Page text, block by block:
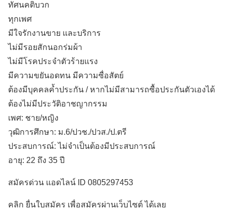
ทัศนคติบวก
ทุกเพศ
มีใจรักงานขาย และบริการ
ไม่มีรอยสักนอกร่มผ้า
ไม่มีโรคประจำตัวร้ายแรง
มีความขยันอดทน มีความซื่อสัตย์
ต้องมีบุคคลค้ำประกัน / หากไม่มีสามารถซื้อประกันตัวเองได้
ต้องไม่มีประวัติอาชญากรรม
เพศ: ชาย/หญิง
วุฒิการศึกษา: ม.6/ปวช./ปวส./ป.ตรี
ประสบการณ์: ไม่จำเป็นต้องมีประสบการณ์
อายุ: 22 ถึง 35 ปี
สมัครด่วน แอดไลน์ ID 0805297453
คลิก ยื่นใบสมัคร เพื่อสมัครผ่านเว็บไซต์ ได้เลย